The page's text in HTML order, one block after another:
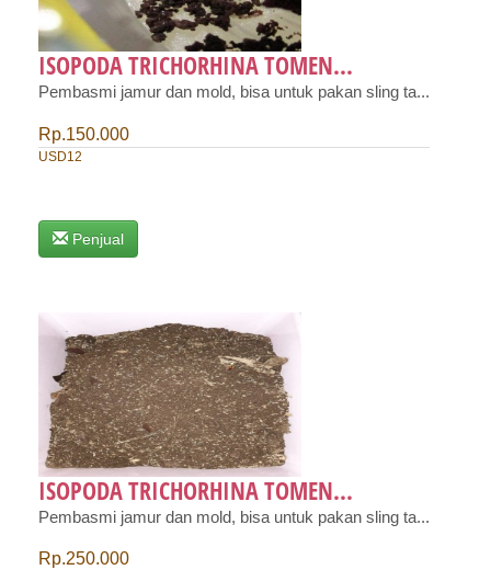
ISOPODA TRICHORHINA TOMEN...
Pembasmi jamur dan mold, bisa untuk pakan sling ta...
Rp.150.000
USD12
Penjual
ISOPODA TRICHORHINA TOMEN...
Pembasmi jamur dan mold, bisa untuk pakan sling ta...
Rp.250.000